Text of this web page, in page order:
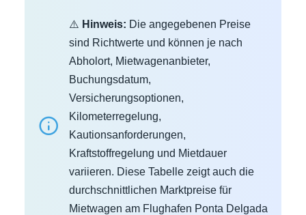
⚠️ Hinweis: Die angegebenen Preise
sind Richtwerte und können je nach
Abholort, Mietwagenanbieter,
Buchungsdatum,
Versicherungsoptionen,
Kilometerregelung,
Kautionsanforderungen,
Kraftstoffregelung und Mietdauer
variieren. Diese Tabelle zeigt auch die
durchschnittlichen Marktpreise für
Mietwagen am Flughafen Ponta Delgada